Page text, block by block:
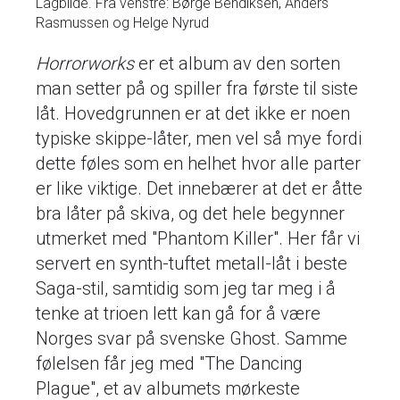
Rasmussen og Helge Nyrud
Horrorworkser et album av den sorten
man setter på og spiller fra første til siste
låt. Hovedgrunnen er at det ikke er noen
typiske skippe-låter, men vel så mye fordi
dette føles som en helhet hvor alle parter
er like viktige. Det innebærer at det er åtte
bra låter på skiva, og det hele begynner
utmerket med "Phantom Killer". Her får vi
servert en synth-tuftet metall-låt i beste
Saga-stil, samtidig som jeg tar meg i å
tenke at trioen lett kan gå for å være
Norges svar på svenske Ghost. Samme
følelsen får jeg med "The Dancing
Plague", et av albumets mørkeste